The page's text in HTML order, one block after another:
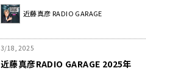
競技委員 阿蘇紀子さん、中﨑典子
さん①
近藤真彦 RADIO GARAGE
3/18, 2025
近藤真彦RADIO GARAGE 2025年